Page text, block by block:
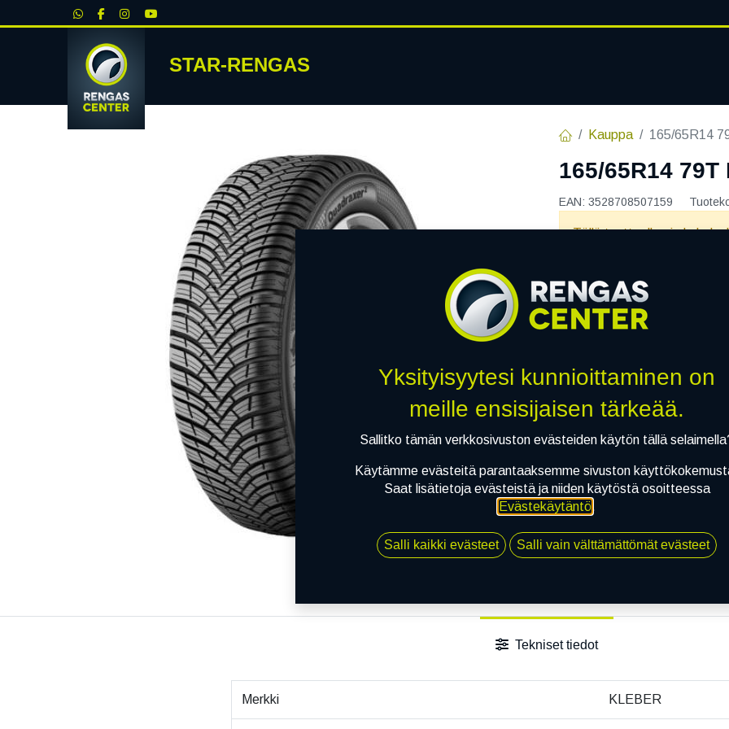
STAR-RENGAS
Kauppa 165/65R14
165/65R14 79T
EAN: 3528708507159
Tällä tuotteella ei ole
KLEBER
Toimitusehdot
Tekniset tiedot
Merkki KLEBER
Yksityisyytesi kunnioittaminen on
meille ensisijaisen tärkeää.
Sallitko tämän verkkosivuston evästeiden käytön tällä
Käytämme evästeitä parantaaksemme sivuston
Saat lisätietoja evästeistä ja niiden käytöstä osoitteessa
Evästekäytäntö.
Salli kaikki evästeet Salli vain välttämättömät evästeet